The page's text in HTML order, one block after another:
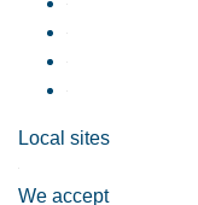
Local sites
We accept